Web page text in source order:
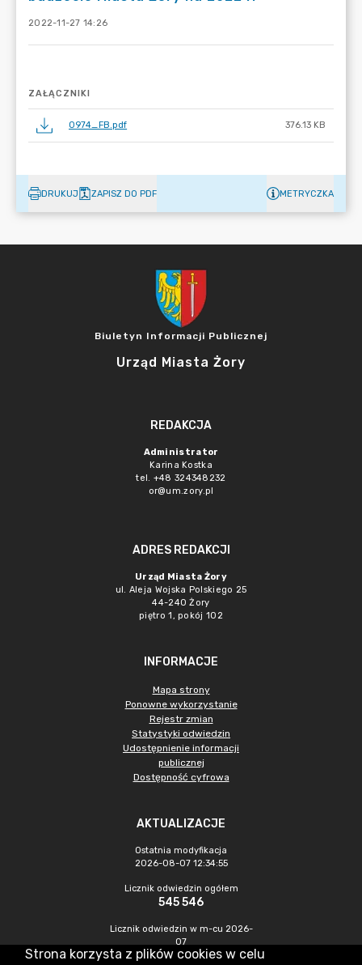
2022-11-27 14:26
ZAŁĄCZNIKI
0974_FB.pdf 376.13 KB
DRUKUJ ZAPISZ DO PDF METRYCZKA
Biuletyn Informacji Publicznej
Urząd Miasta Żory
REDAKCJA
Administrator
Karina Kostka
tel. +48 324348232
or@um.zory.pl
ADRES REDAKCJI
Urząd Miasta Żory
ul. Aleja Wojska Polskiego 25
44-240 Żory
piętro 1, pokój 102
INFORMACJE
Mapa strony
Ponowne wykorzystanie
Rejestr zmian
Statystyki odwiedzin
Udostępnienie informacji
publicznej
Dostępność cyfrowa
AKTUALIZACJE
Ostatnia modyfikacja
2026-08-07 12:34:55
Licznik odwiedzin ogółem
545 546
Licznik odwiedzin w m-cu 2026-
07
1 562
Strona korzysta z plików cookies w celu